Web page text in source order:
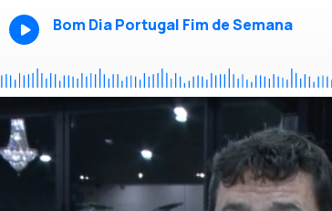
Bom Dia Portugal Fim de Semana